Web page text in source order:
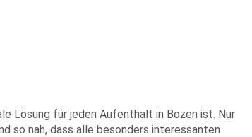
Lösung für jeden Aufenthalt in Bozen ist. Nur
so nah, dass alle besonders interessanten